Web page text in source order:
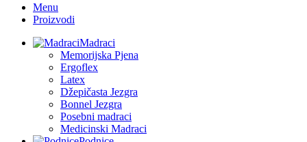
Menu
Proizvodi
Madraci
Memorijska Pjena
Ergoflex
Latex
Džepičasta Jezgra
Bonnel Jezgra
Posebni madraci
Medicinski Madraci